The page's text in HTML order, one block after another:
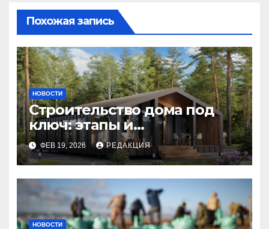
Похожая запись
НОВОСТИ
Строительство дома под
ключ: этапы и
планирование бюджета
ФЕВ 19, 2026 РЕДАКЦИЯ
НОВОСТИ